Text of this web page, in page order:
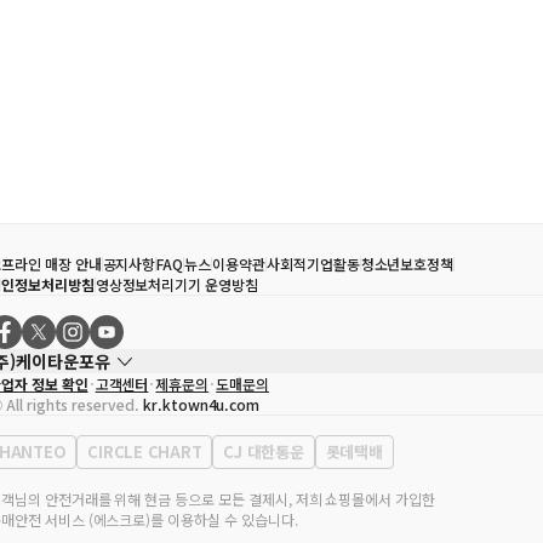
라인 매장 안내공지사항FAQ뉴스이용약관사회적기업활동청소년보호정책
정보처리방침영상정보처리기기 운영방침
)케이타운포유
자
송효민
업자등록번호
120-87-71116
판매업 신고번호 제2011-서울강남-02223
표전화
02-552-9855
자 정보 확인 고객센터 제휴문의 도매문의
rights reserved. kr.ktown4u.com
HANTEO CIRCLE CHART CJ 대한통운 롯데택배
님의 안전거래를 위해 현금 등으로 모든 결제시, 저희 쇼핑몰에서 가입한
안전 서비스 (에스크로)를 이용하실 수 있습니다.